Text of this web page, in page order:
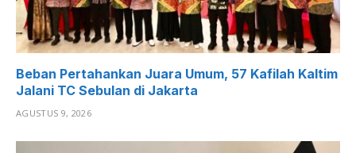
Beban Pertahankan Juara Umum, 57 Kafilah Kaltim
Jalani TC Sebulan di Jakarta
AGUSTUS 9, 2026